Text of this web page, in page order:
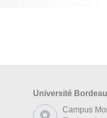
Université
Campus